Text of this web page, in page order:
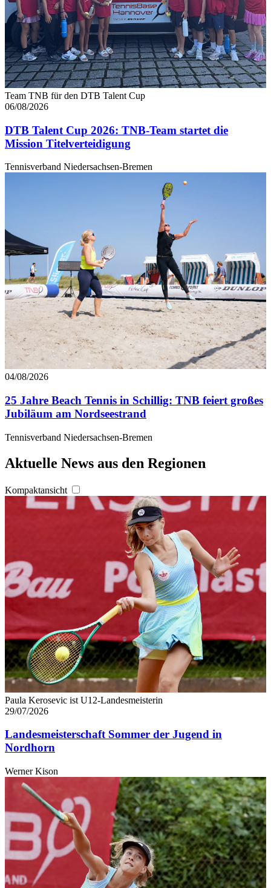
Team TNB für den DTB Talent Cup
06/08/2026
DTB Talent Cup 2026: TNB-Team startet die
Mission Titelverteidigung
Tennisverband Niedersachsen-Bremen
04/08/2026
25 Jahre Beach Tennis in Schillig: TNB feiert großes
Jubiläum am Nordseestrand
Tennisverband Niedersachsen-Bremen
Aktuelle News aus den Regionen
Kompaktansicht
Paula Kerosevic ist U12-Landesmeisterin
29/07/2026
Landesmeisterschaft Sommer der Jugend in
Nordhorn
Werner Kison